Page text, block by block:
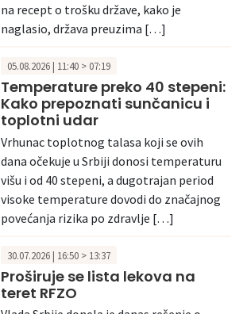
na recept o trošku države, kako je
naglasio, država preuzima […]
05.08.2026 | 11:40 > 07:19
Temperature preko 40 stepeni:
Kako prepoznati sunčanicu i
toplotni udar
Vrhunac toplotnog talasa koji se ovih
dana očekuje u Srbiji donosi temperaturu
višu i od 40 stepeni, a dugotrajan period
visoke temperature dovodi do značajnog
povećanja rizika po zdravlje […]
30.07.2026 | 16:50 > 13:37
Proširuje se lista lekova na
teret RFZO